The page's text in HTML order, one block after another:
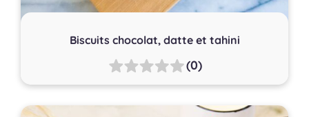
Biscuits chocolat, datte et tahini
(0)